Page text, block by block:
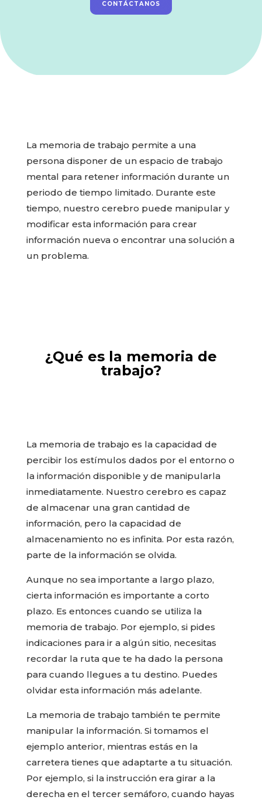
CONTÁCTANOS
La memoria de trabajo permite a una
persona disponer de un espacio de trabajo
mental para retener información durante un
periodo de tiempo limitado. Durante este
tiempo, nuestro cerebro puede manipular y
modificar esta información para crear
información nueva o encontrar una solución a
un problema.
¿Qué es la memoria de
trabajo?
La memoria de trabajo es la capacidad de
percibir los estímulos dados por el entorno o
la información disponible y de manipularla
inmediatamente. Nuestro cerebro es capaz
de almacenar una gran cantidad de
información, pero la capacidad de
almacenamiento no es infinita. Por esta razón,
parte de la información se olvida.
Aunque no sea importante a largo plazo,
cierta información es importante a corto
plazo. Es entonces cuando se utiliza la
memoria de trabajo. Por ejemplo, si pides
indicaciones para ir a algún sitio, necesitas
recordar la ruta que te ha dado la persona
para cuando llegues a tu destino. Puedes
olvidar esta información más adelante.
La memoria de trabajo también te permite
manipular la información. Si tomamos el
ejemplo anterior, mientras estás en la
carretera tienes que adaptarte a tu situación.
Por ejemplo, si la instrucción era girar a la
derecha en el tercer semáforo, cuando hayas